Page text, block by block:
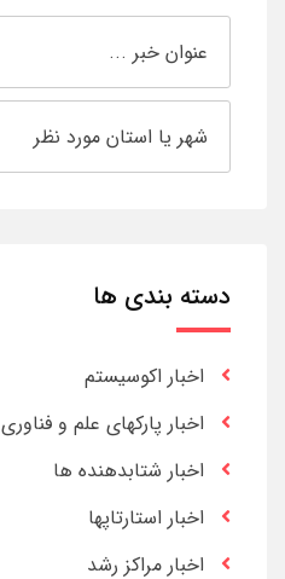
دسته بندی ها
اخبار اکوسیستم
اخبار پارکهای علم و فناوری
اخبار شتابدهنده ها
اخبار استارتاپها
اخبار مراکز رشد